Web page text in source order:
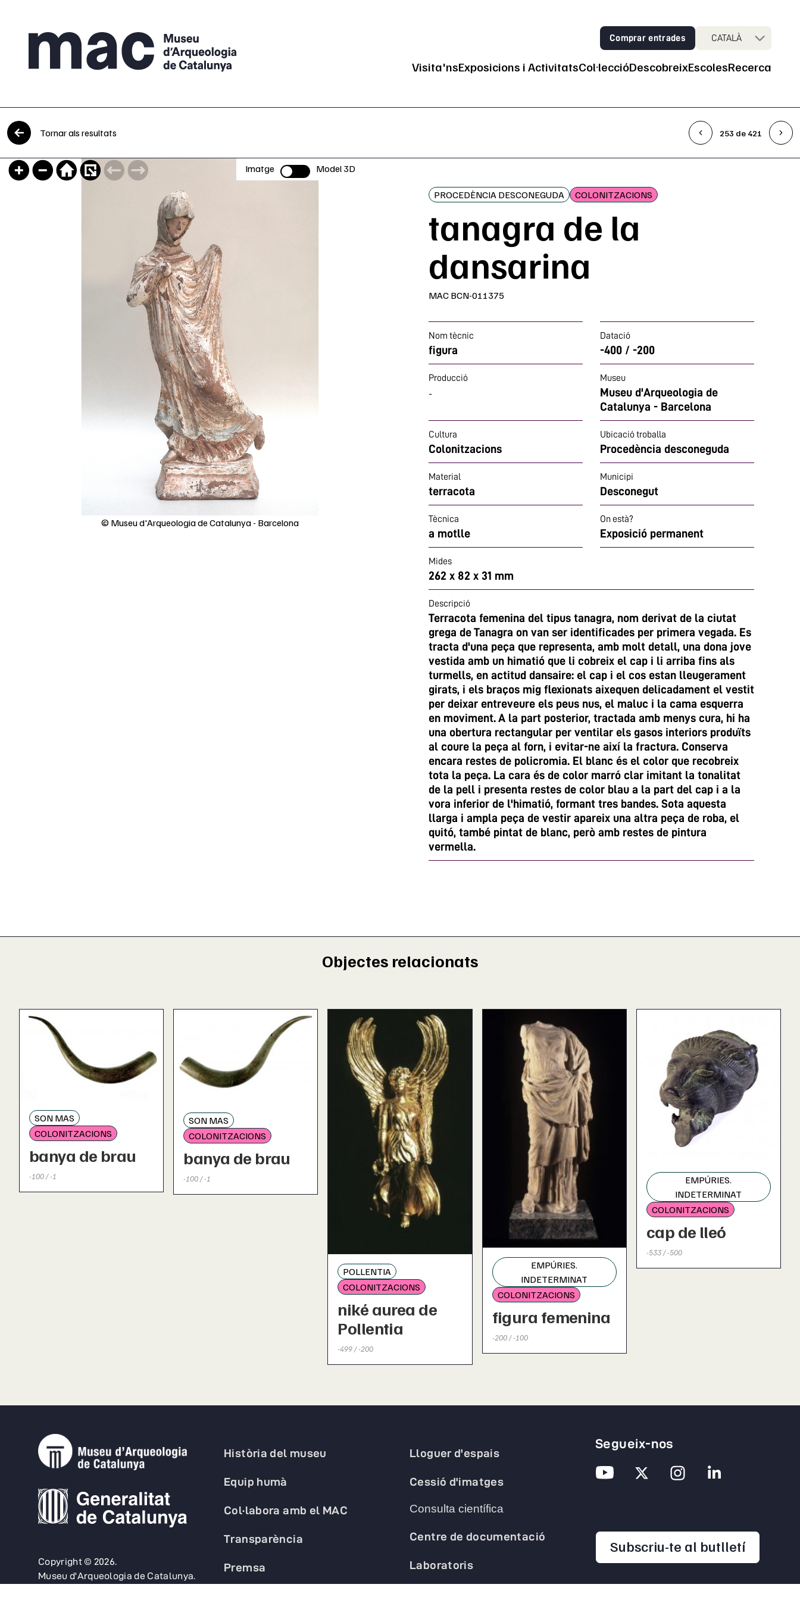
Vés al contingut Comprar entrades CATALÀ
Navegació principal
Visita'nsExposicions i ActivitatsCol·leccióDescobreixEscolesRecerca
Tornar als resultats 253 de 421
Imatge Selector Model 3D
© Museu d'Arqueologia de Catalunya - Barcelona
PROCEDÈNCIA DESCONEGUDA COLONITZACIONS
tanagra de la
dansarina
MAC BCN-011375
Nom tècnic
figura
Datació
-400 / -200
Producció
-
Museu
Museu d'Arqueologia de
Catalunya - Barcelona
Cultura
Colonitzacions
Ubicació troballa
Procedència desconeguda
Material
terracota
Municipi
Desconegut
Tècnica
a motlle
On està?
Exposició permanent
Mides
262 x 82 x 31 mm
Descripció
Terracota femenina del tipus tanagra, nom derivat de la ciutat
grega de Tanagra on van ser identificades per primera vegada. Es
tracta d'una peça que representa, amb molt detall, una dona jove
vestida amb un himatió que li cobreix el cap i li arriba fins als
turmells, en actitud dansaire: el cap i el cos estan lleugerament
girats, i els braços mig flexionats aixequen delicadament el vestit
per deixar entreveure els peus nus, el maluc i la cama esquerra
en moviment. A la part posterior, tractada amb menys cura, hi ha
una obertura rectangular per ventilar els gasos interiors produïts
al coure la peça al forn, i evitar-ne així la fractura. Conserva
encara restes de policromia. El blanc és el color que recobreix
tota la peça. La cara és de color marró clar imitant la tonalitat
de la pell i presenta restes de color blau a la part del cap i a la
vora inferior de l'himatió, formant tres bandes. Sota aquesta
llarga i ampla peça de vestir apareix una altra peça de roba, el
quitó, també pintat de blanc, però amb restes de pintura
vermella.
Objectes relacionats
SON MAS
COLONITZACIONS
banya de brau
-100 / -1
SON MAS
COLONITZACIONS
banya de brau
-100 / -1
POLLENTIA
COLONITZACIONS
niké aurea de
Pollentia
-499 / -200
EMPÚRIES.
INDETERMINAT
COLONITZACIONS
figura femenina
-200 / -100
EMPÚRIES.
INDETERMINAT
COLONITZACIONS
cap de lleó
-533 / -500
Copyright © 2026.
Museu d'Arqueologia de Catalunya.
Història del museu
Equip humà
Col·labora amb el MAC
Transparència
Premsa
Lloguer d'espais
Cessió d'imatges
Consulta científica
Centre de documentació
Laboratoris
Segueix-nos
Subscriu-te al butlletíopens